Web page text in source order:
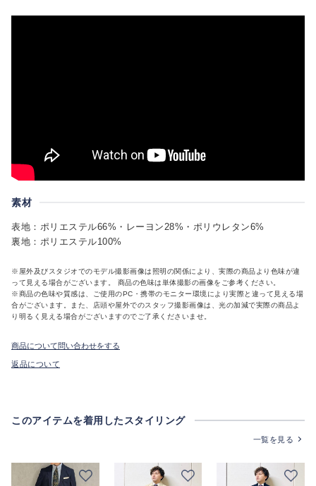
素材
表地：ポリエステル66%・レーヨン28%・ポリウレタン6%
裏地：ポリエステル100%
※屋外及びスタジオでのモデル撮影画像は照明の関係により、実際の商品より色味が違
って見える場合がございます。 商品の色味は単体撮影の画像をご参考ください。
※商品の色味や質感は、ご使用のPC・携帯のモニター環境により実際と違って見える場
合がございます。また、店頭や屋外でのスタッフ撮影画像は、光の加減で実際の商品よ
り明るく見える場合がございますのでご了承くださいませ。
商品について問い合わせをする
返品について
このアイテムを着用したスタイリング
一覧を見る